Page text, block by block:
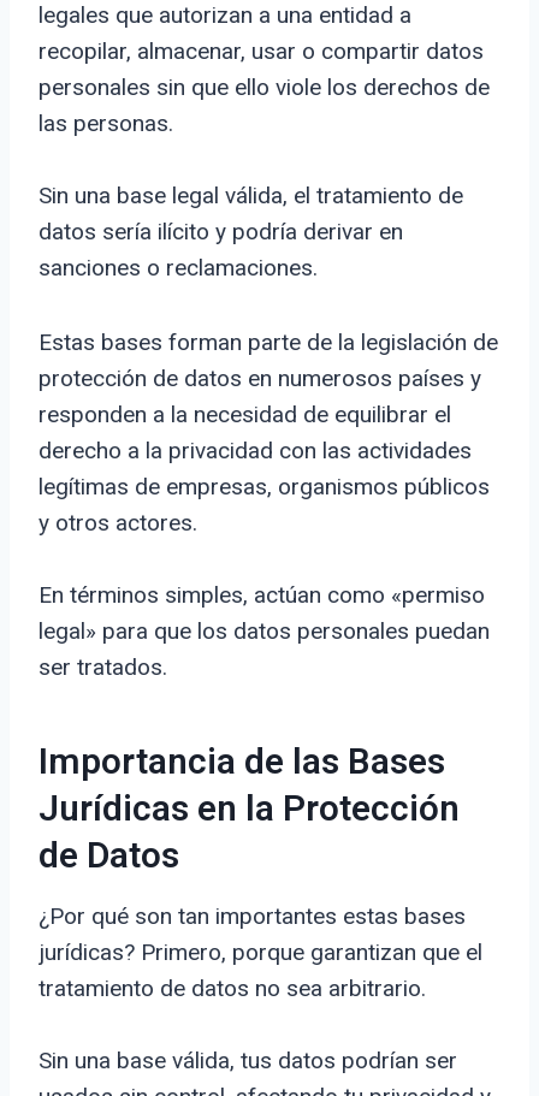
legales que autorizan a una entidad a
recopilar, almacenar, usar o compartir datos
personales sin que ello viole los derechos de
las personas.
Sin una base legal válida, el tratamiento de
datos sería ilícito y podría derivar en
sanciones o reclamaciones.
Estas bases forman parte de la legislación de
protección de datos en numerosos países y
responden a la necesidad de equilibrar el
derecho a la privacidad con las actividades
legítimas de empresas, organismos públicos
y otros actores.
En términos simples, actúan como «permiso
legal» para que los datos personales puedan
ser tratados.
Importancia de las Bases
Jurídicas en la Protección
de Datos
¿Por qué son tan importantes estas bases
jurídicas? Primero, porque garantizan que el
tratamiento de datos no sea arbitrario.
Sin una base válida, tus datos podrían ser